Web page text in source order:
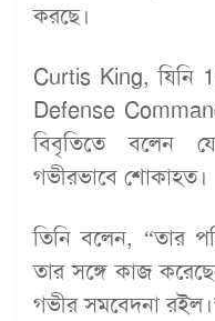
করছে।
Curtis King, যিনি
Defense
বিবৃতিতে বলেন
গভীরভাবে শোকাহত।
তিনি বলেন, “তার
তার সঙ্গে কাজ
গভীর সমবেদনা